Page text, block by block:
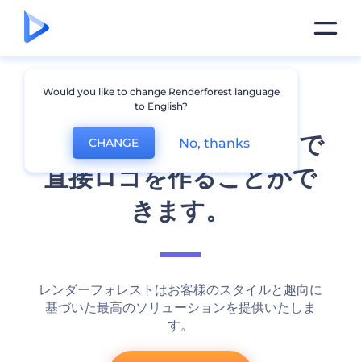
たった2分！ブラウザーで
直接ロゴを作ることがで
きます。
レンダーフォレストはお客様のスタイルと趣向に
基づいた最高のソリューションを提供いたしま
す。
Would you like to change Renderforest language
to English?
CHANGE No, thanks